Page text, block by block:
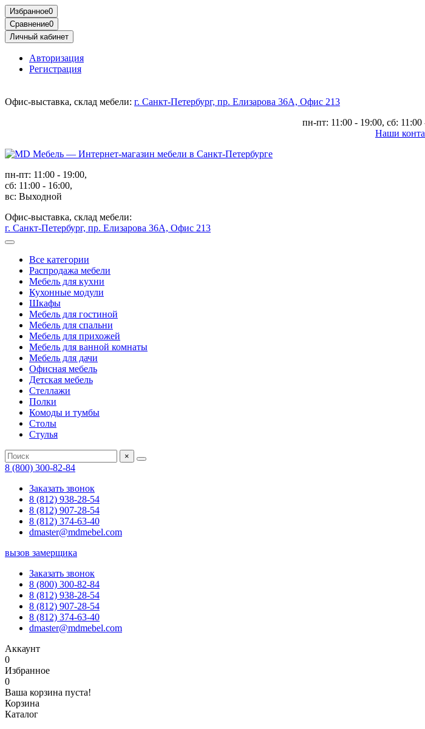
Избранное0
Сравнение0
Личный кабинет
Авторизация
Регистрация
Офис-выставка, склад мебели: г. Санкт-Петербург, пр. Елизарова 36А, Офис 213
пн-пт: 11:00 - 19:00, сб:
Наши
пн-пт: 11:00 - 19:00,
сб: 11:00 - 16:00,
вс: Выходной
Офис-выставка, склад мебели:
г. Санкт-Петербург, пр. Елизарова 36А, Офис 213
Все категории
Распродажа мебели
Мебель для кухни
Кухонные модули
Шкафы
Мебель для гостиной
Мебель для спальни
Мебель для прихожей
Мебель для ванной комнаты
Мебель для дачи
Офисная мебель
Детская мебель
Стеллажи
Полки
Комоды и тумбы
Столы
Стулья
×
8 (800) 300-82-84
Заказать звонок
8 (812) 938-28-54
8 (812) 907-28-54
8 (812) 374-63-40
dmaster@mdmebel.com
вызов замерщика
Заказать звонок
8 (800) 300-82-84
8 (812) 938-28-54
8 (812) 907-28-54
8 (812) 374-63-40
dmaster@mdmebel.com
Аккаунт
0
Избранное
0
Ваша корзина пуста!
Корзина
Каталог